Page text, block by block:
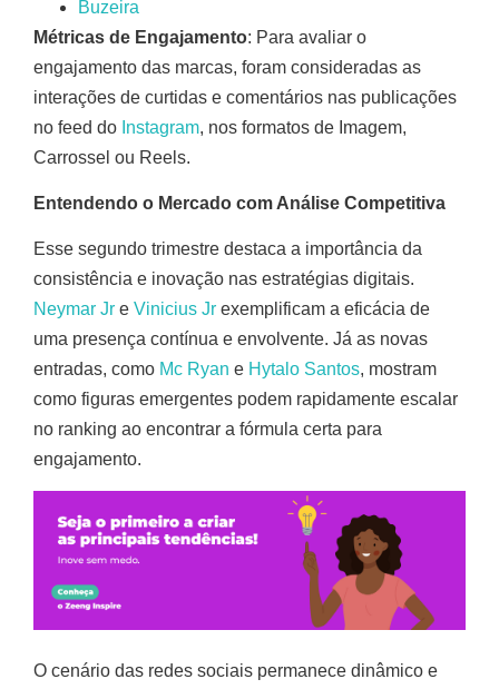
Buzeira
Métricas de Engajamento: Para avaliar o
engajamento das marcas, foram consideradas as
interações de curtidas e comentários nas publicações
no feed do Instagram, nos formatos de Imagem,
Carrossel ou Reels.
Entendendo o Mercado com Análise Competitiva
Esse segundo trimestre destaca a importância da
consistência e inovação nas estratégias digitais.
Neymar Jr e Vinicius Jr exemplificam a eficácia de
uma presença contínua e envolvente. Já as novas
entradas, como Mc Ryan e Hytalo Santos, mostram
como figuras emergentes podem rapidamente escalar
no ranking ao encontrar a fórmula certa para
engajamento.
O cenário das redes sociais permanece dinâmico e